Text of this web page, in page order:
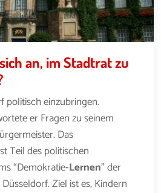
an, im Stadtrat zu
politisch einzubringen.
er Fragen zu seinem
Das
Teil des politischen
“Demokratie-Lernen” der
Ziel ist es, Kindern